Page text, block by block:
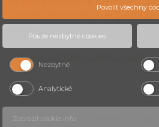
Zásady o ochraně osobních údajů.
Pouze nezbytné cookies
Povolit všechny
Nezbytné
Analytické
Zobrazit cookie info